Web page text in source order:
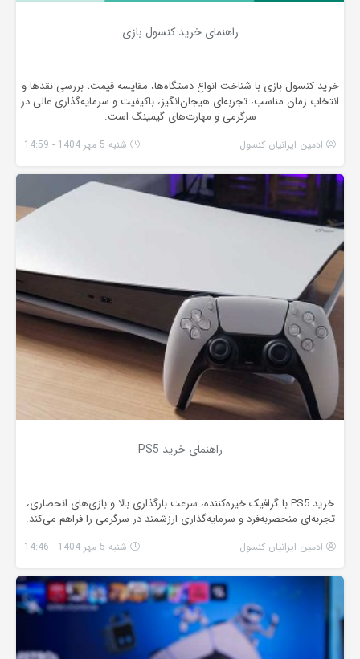
راهنمای خرید کنسول بازی
خرید کنسول بازی با شناخت انواع دستگاه‌ها، مقایسه قیمت، بررسی نقدها و
انتخاب زمان مناسب، تجربه‌ای هیجان‌انگیز، باکیفیت و سرمایه‌گذاری عالی در
سرگرمی و مهارت‌های گیمینگ است.
ادمین ایرانیان کنسول شنبه 5 مهر 1404 - 14:59
راهنمای خرید PS5
خرید PS5 با گرافیک خیره‌کننده، سرعت بارگذاری بالا و بازی‌های انحصاری،
تجربه‌ای منحصربه‌فرد و سرمایه‌گذاری ارزشمند در سرگرمی را فراهم می‌کند.
ادمین ایرانیان کنسول شنبه 5 مهر 1404 - 14:46